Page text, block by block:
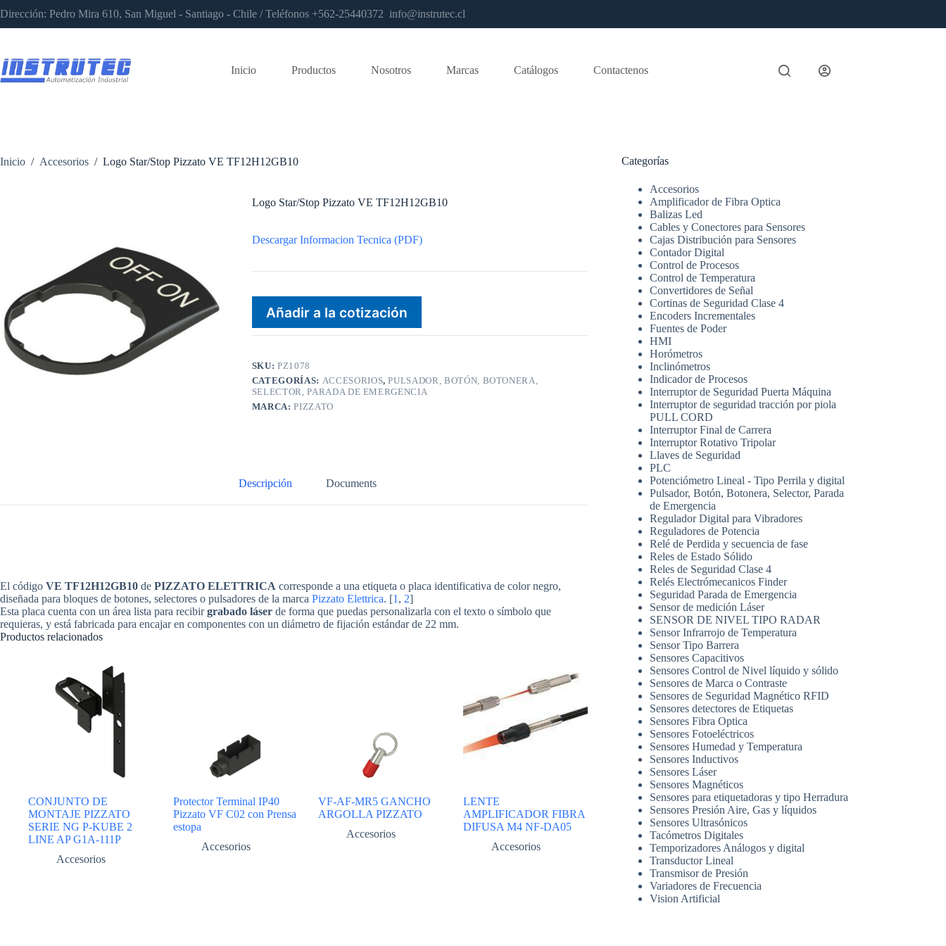
al
contenido
Dirección: Pedro Mira 610, San Miguel - Santiago - Chile / Teléfonos +562-25440372 info@instrutec.cl
Inicio Productos Nosotros Marcas Catálogos Contactenos
Inicio / Accesorios / Logo Star/Stop Pizzato VE TF12H12GB10
Logo Star/Stop Pizzato VE TF12H12GB10
Descargar Informacion Tecnica (PDF)
Añadir a la cotización
SKU:PZ1078
CATEGORÍAS: ACCESORIOS,PULSADOR, BOTÓN, BOTONERA,
SELECTOR, PARADA DE EMERGENCIA
MARCA:PIZZATO
Descripción Documents
El código VE TF12H12GB10 de PIZZATO ELETTRICA corresponde a una etiqueta o placa identificativa de color negro,
diseñada para bloques de botones, selectores o pulsadores de la marca Pizzato Elettrica. [1 , 2]
Esta placa cuenta con un área lista para recibirgrabado láser de forma que puedas personalizarla con el texto o símbolo que
requieras, y está fabricada para encajar en componentes con un diámetro de fijación estándar de 22 mm.
Productos relacionados
CONJUNTO DE
MONTAJE PIZZATO
SERIE NG P-KUBE 2
LINE AP G1A-111P
Accesorios
Protector Terminal IP40
Pizzato VF C02 con Prensa
estopa
Accesorios
VF-AF-MR5 GANCHO
ARGOLLA PIZZATO
Accesorios
LENTE
AMPLIFICADOR FIBRA
DIFUSA M4 NF-DA05
Accesorios
Categorías
Accesorios
Amplificador de Fibra Optica
Balizas Led
Cables y Conectores para Sensores
Cajas Distribución para Sensores
Contador Digital
Control de Procesos
Control de Temperatura
Convertidores de Señal
Cortinas de Seguridad Clase 4
Encoders Incrementales
Fuentes de Poder
HMI
Horómetros
Inclinómetros
Indicador de Procesos
Interruptor de Seguridad Puerta Máquina
Interruptor de seguridad tracción por piola
PULL CORD
Interruptor Final de Carrera
Interruptor Rotativo Tripolar
Llaves de Seguridad
PLC
Potenciómetro Lineal - Tipo Perrila y digital
Pulsador, Botón, Botonera, Selector, Parada
de Emergencia
Regulador Digital para Vibradores
Reguladores de Potencia
Relé de Perdida y secuencia de fase
Reles de Estado Sólido
Reles de Seguridad Clase 4
Relés Electrómecanicos Finder
Seguridad Parada de Emergencia
Sensor de medición Láser
SENSOR DE NIVEL TIPO RADAR
Sensor Infrarrojo de Temperatura
Sensor Tipo Barrera
Sensores Capacitivos
Sensores Control de Nivel líquido y sólido
Sensores de Marca o Contraste
Sensores de Seguridad Magnético RFID
Sensores detectores de Etiquetas
Sensores Fibra Optica
Sensores Fotoeléctricos
Sensores Humedad y Temperatura
Sensores Inductivos
Sensores Láser
Sensores Magnéticos
Sensores para etiquetadoras y tipo Herradura
Sensores Presión Aire, Gas y líquidos
Sensores Ultrasónicos
Tacómetros Digitales
Temporizadores Análogos y digital
Transductor Lineal
Transmisor de Presión
Variadores de Frecuencia
Vision Artificial